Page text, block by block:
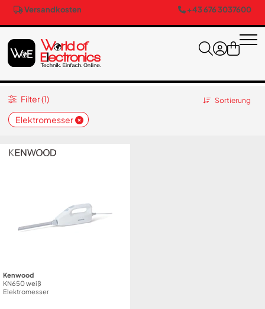
Versandkosten +43 676 3037600
Sortierung
Elektromesser
Filter (1)
Kenwood
KN650 weiß
Elektromesser